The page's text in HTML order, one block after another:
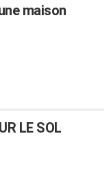
maison
LE SOL